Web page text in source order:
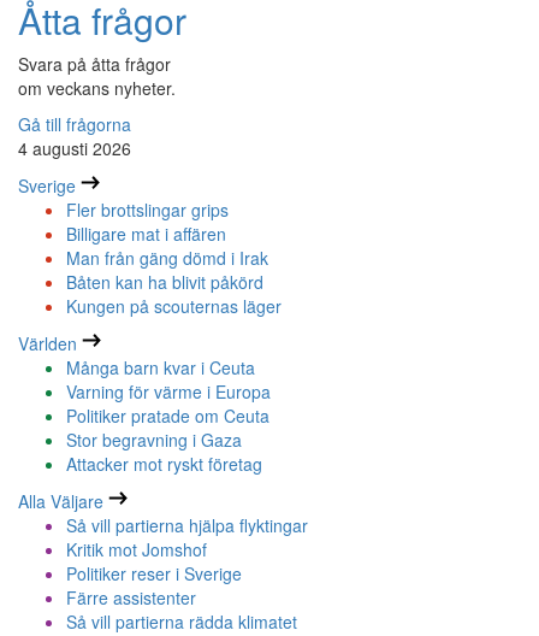
Åtta frågor
Svara på åtta frågor
om veckans nyheter.
Gå till frågorna
4 augusti 2026
Sverige
Fler brottslingar grips
Billigare mat i affären
Man från gäng dömd i Irak
Båten kan ha blivit påkörd
Kungen på scouternas läger
Världen
Många barn kvar i Ceuta
Varning för värme i Europa
Politiker pratade om Ceuta
Stor begravning i Gaza
Attacker mot ryskt företag
Alla Väljare
Så vill partierna hjälpa flyktingar
Kritik mot Jomshof
Politiker reser i Sverige
Färre assistenter
Så vill partierna rädda klimatet